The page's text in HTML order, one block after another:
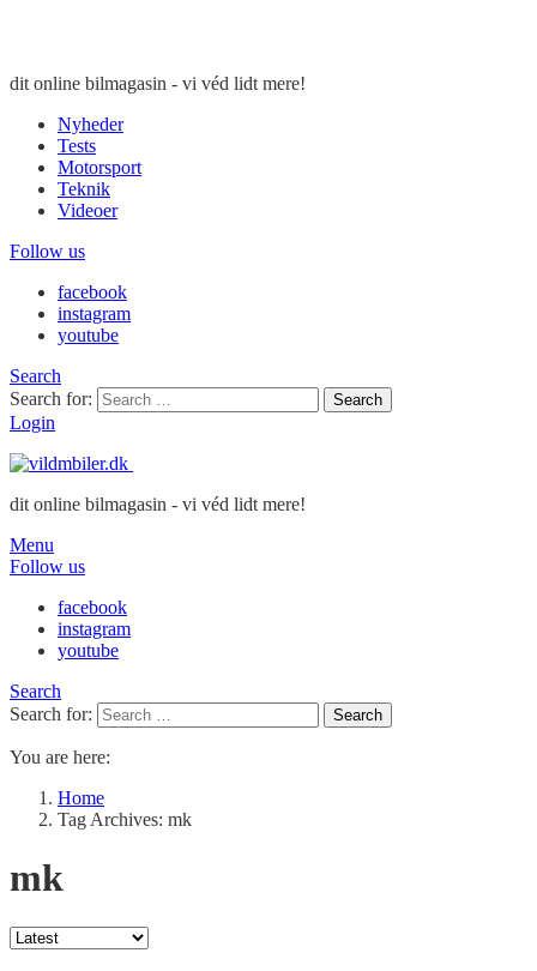
dit online bilmagasin - vi véd lidt mere!
Nyheder
Tests
Motorsport
Teknik
Videoer
Follow us
facebook
instagram
youtube
Search
Search for:
Search
Login
dit online bilmagasin - vi véd lidt mere!
Menu
Follow us
facebook
instagram
youtube
Search
Search for:
Search
You are here:
Home
Tag Archives: mk
mk